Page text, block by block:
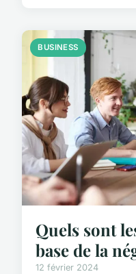
BUSINESS
Quels sont
base de la
12 février 2024